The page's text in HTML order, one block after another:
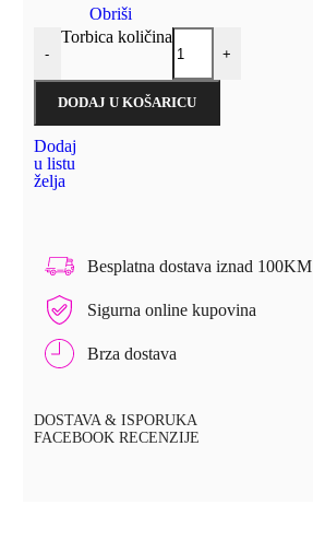
Obriši
-
Torbica količina
+
DODAJ U KOŠARICU
Dodaj
u listu
želja
Besplatna dostava iznad 100KM
Sigurna online kupovina
Brza dostava
DOSTAVA & ISPORUKA
FACEBOOK RECENZIJE